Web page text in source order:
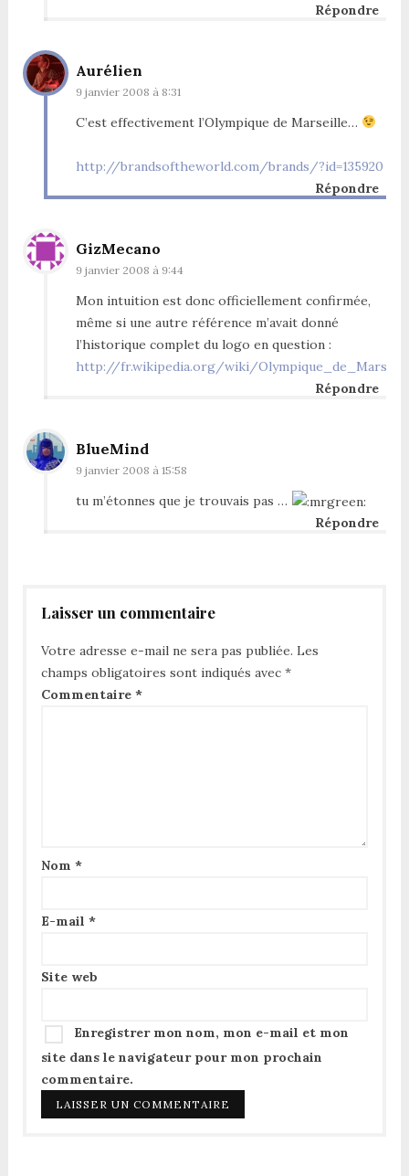
Répondre
Aurélien
9 janvier 2008 à 8:31
C’est effectivement l’Olympique de Marseille…
http://brandsoftheworld.com/brands/?id=135920
Répondre
GizMecano
9 janvier 2008 à 9:44
Mon intuition est donc officiellement confirmée,
même si une autre référence m’avait donné
l’historique complet du logo en question :
http://fr.wikipedia.org/wiki/
Répondre
BlueMind
9 janvier 2008 à 15:58
tu m’étonnes que je trouvais pas …
Répondre
Laisser un commentaire
Votre adresse e-mail ne sera pas publiée. Les
champs obligatoires sont indiqués avec *
Commentaire *
Nom *
E-mail *
Site web
Enregistrer mon nom, mon e-mail et mon
site dans le navigateur pour mon prochain
commentaire.